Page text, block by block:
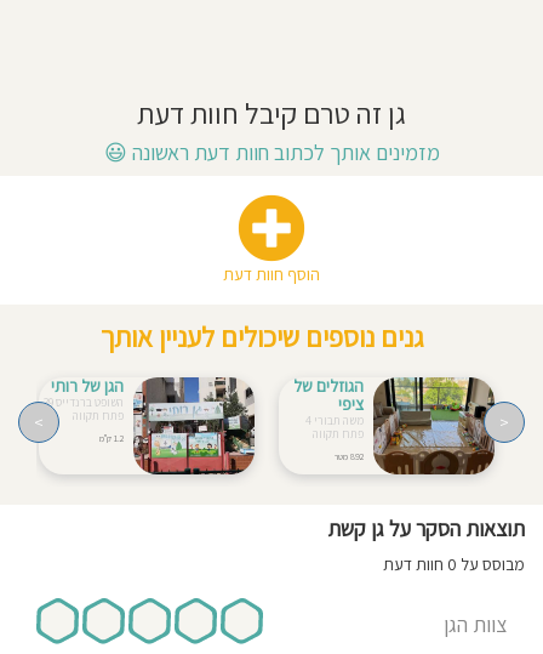
גן זה טרם קיבל חוות דעת
מזמינים אותך לכתוב חוות דעת ראשונה 😃
הוסף חוות דעת
גנים נוספים שיכולים לעניין אותך
הגוזלים של
ציפי
משה תבורי 4
פתח תקווה
892 מטר
הגן של רותי
השופט ברנדייס 39
פתח תקווה
1.2 ק"מ
> <
תוצאות הסקר על גן קשת
מבוסס על 0 חוות דעת
צוות הגן